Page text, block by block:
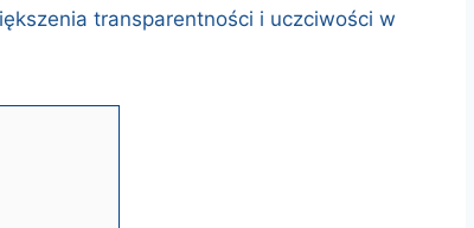
transparentności i uczciwości w